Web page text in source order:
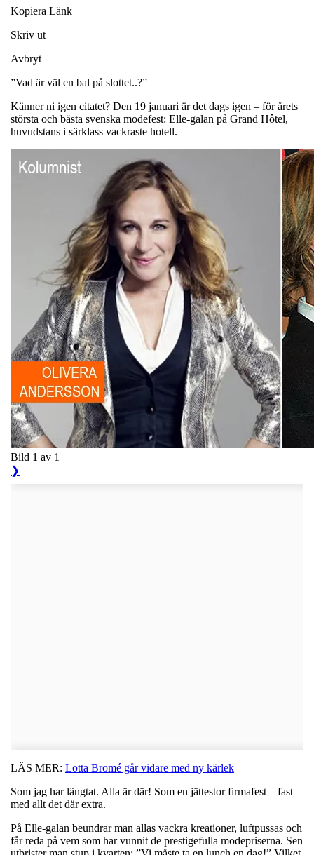
Kopiera Länk
Skriv ut
Avbryt
”Vad är väl en bal på slottet..?”
Känner ni igen citatet? Den 19 januari är det dags igen – för årets
största och bästa svenska modefest: Elle-galan på Grand Hôtel,
huvudstans i särklass vackraste hotell.
Bild 1 av 1
❯
LÄS MER: Lotta Bromé går vidare med ny kärlek
Som jag har längtat. Alla är där! Som en jättestor firmafest – fast
med allt det där extra.
På Elle-galan beundrar man allas vackra kreationer, luftpussas och
får reda på vem som har vunnit de prestigefulla modepriserna. Sen